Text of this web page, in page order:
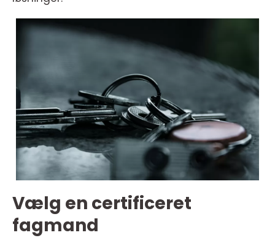
Vælg en certificeret
fagmand